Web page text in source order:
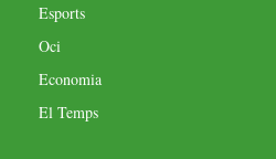
Esports
Oci
Economia
El Temps